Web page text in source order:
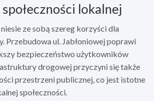
lokalnej
ze sobą szereg korzyści dla
Przebudowa ul. Jabłoniowej poprawi
bezpieczeństwo użytkowników
drogowej przyczyni się także
przestrzeni publicznej, co jest istotne
społeczności.